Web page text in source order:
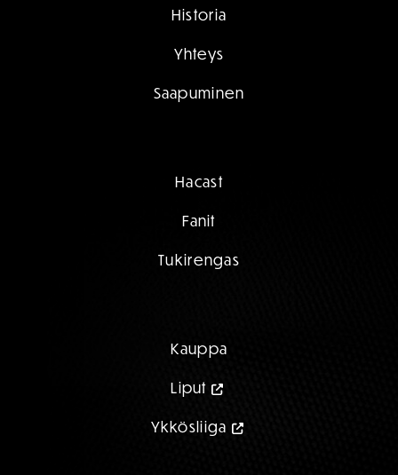
Historia
Yhteys
Saapuminen
Hacast
Fanit
Tukirengas
Kauppa
Liput
Ykkösliiga